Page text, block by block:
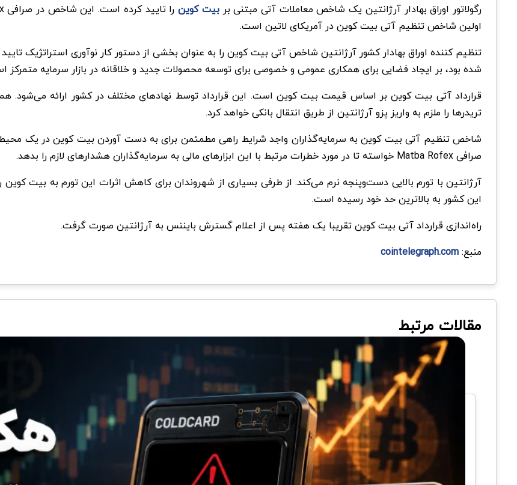
رگولاتور اوراق بهادار آرژانتین یک شاخص معاملات آتی مبتنی بربیت کوین
اولین شاخص تنظیم آتی بیت کوین در آمریکای لاتین است.
شده بود، بر ایجاد فضایی برای همکاری عمومی و خصوصی برای توسعه محصولات جدید و خلاقانه در بازار سرمایه متمرکز
قرارداد آتی بیت کوین بر اساس قیمت بیت کوین است. این قرارداد توسط نهادهای مختلف در کشور ارائه می‌شود.
تریدرها را ملزم به واریز پزو آرژانتین از طریق انتقال بانکی خواهد کرد.
صرافی Matba Rofex خواسته تا در مورد خطرات مرتبط با این ابزارهای مالی به سرمایه‌گذاران هشدارهای لازم را بدهد.
آرژانتین با تورم بالایی دست‌وپنجه نرم می‌کند. از طرفی بسیاری از شهروندان برای کاهش اثرات این تورم به بیت
این کشور به بالاترین حد خود رسیده است.
راه‌اندازی قرارداد آتی بیت کوین تقریبا یک هفته پس از اعلام گسترش بایننس به آرژانتین صورت گرفت.
منبع:cointelegraph.com
مقالات مرتبط